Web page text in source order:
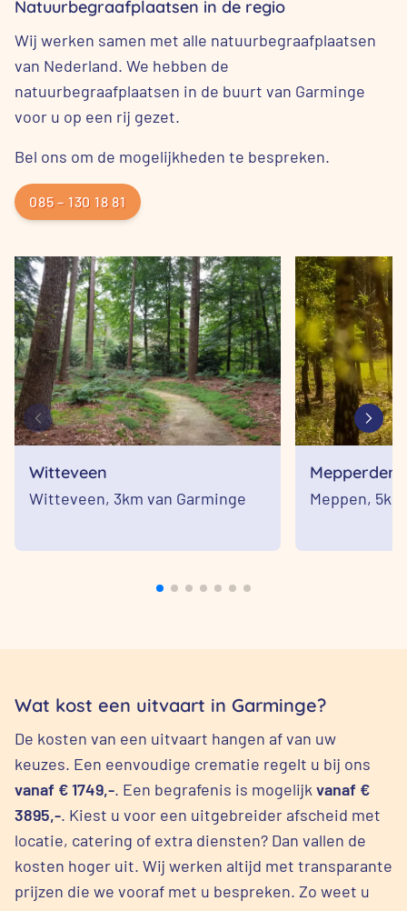
Natuurbegraafplaatsen in de regio
Wij werken samen met alle natuurbegraafplaatsen
van Nederland. We hebben de
natuurbegraafplaatsen in de buurt van Garminge
voor u op een rij gezet.
Bel ons om de mogelijkheden te bespreken.
085 – 130 18 81
Witteveen
Witteveen, 3km van Garminge Meppen,
Wat kost een uitvaart in Garminge?
De kosten van een uitvaart hangen af van uw
keuzes. Een eenvoudige crematie regelt u bij ons
vanaf € 1749,-. Een begrafenis is mogelijk vanaf €
3895,-. Kiest u voor een uitgebreider afscheid met
locatie, catering of extra diensten? Dan vallen de
kosten hoger uit. Wij werken altijd met transparante
prijzen die we vooraf met u bespreken. Zo weet u